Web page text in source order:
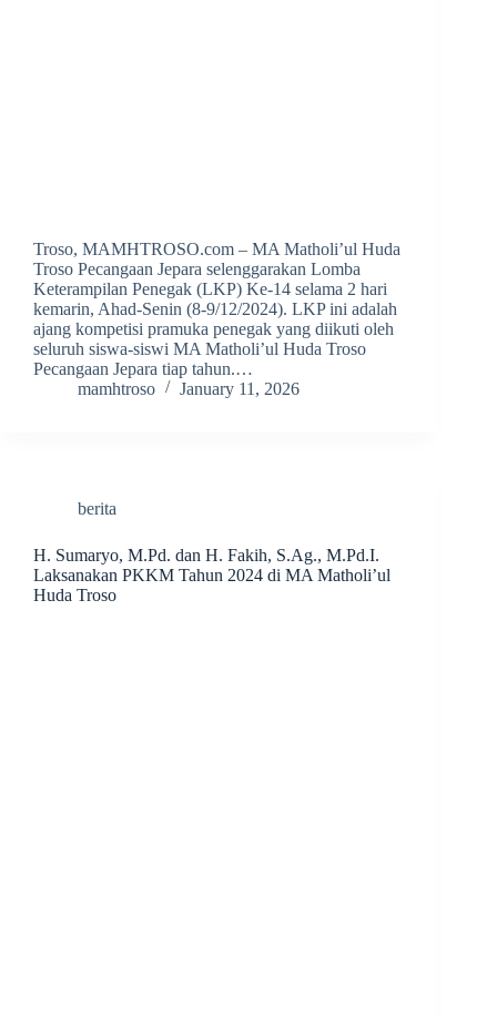
Troso, MAMHTROSO.com – MA Matholi’ul Huda
Troso Pecangaan Jepara selenggarakan Lomba
Keterampilan Penegak (LKP) Ke-14 selama 2 hari
kemarin, Ahad-Senin (8-9/12/2024). LKP ini adalah
ajang kompetisi pramuka penegak yang diikuti oleh
seluruh siswa-siswi MA Matholi’ul Huda Troso
Pecangaan Jepara tiap tahun.…
mamhtroso
January 11, 2026
berita
H. Sumaryo, M.Pd. dan H. Fakih, S.Ag., M.Pd.I.
Laksanakan PKKM Tahun 2024 di MA Matholi’ul
Huda Troso